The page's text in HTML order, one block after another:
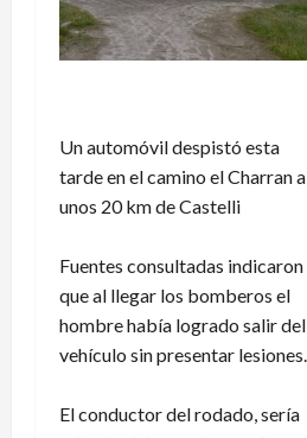
Un automóvil despistó esta
tarde en el camino el Charran a
unos 20 km de Castelli
Fuentes consultadas indicaron
que al llegar los bomberos el
hombre había logrado salir del
vehículo sin presentar lesiones.
El conductor del rodado, sería